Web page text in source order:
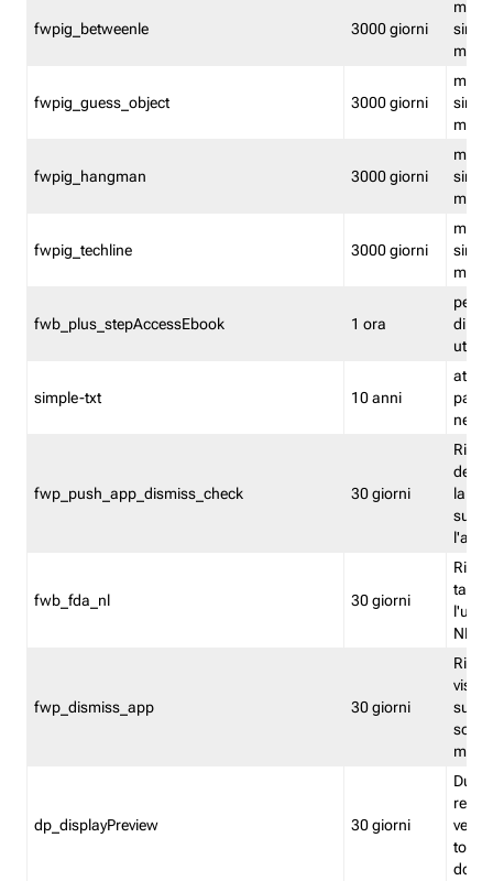
fwpig_betweenle 3000 giorni
fwpig_guess_object 3000 giorni
fwpig_hangman 3000 giorni
fwpig_techline 3000 giorni
fwb_plus_stepAccessEbook 1 ora
di un
simple-txt 10 anni
attiva
fwp_push_app_dismiss_check 30 giorni
la
fwb_fda_nl 30 giorni
NL
fwp_dismiss_app 30 giorni
visto
dp_displayPreview 30 giorni
torna
dopo